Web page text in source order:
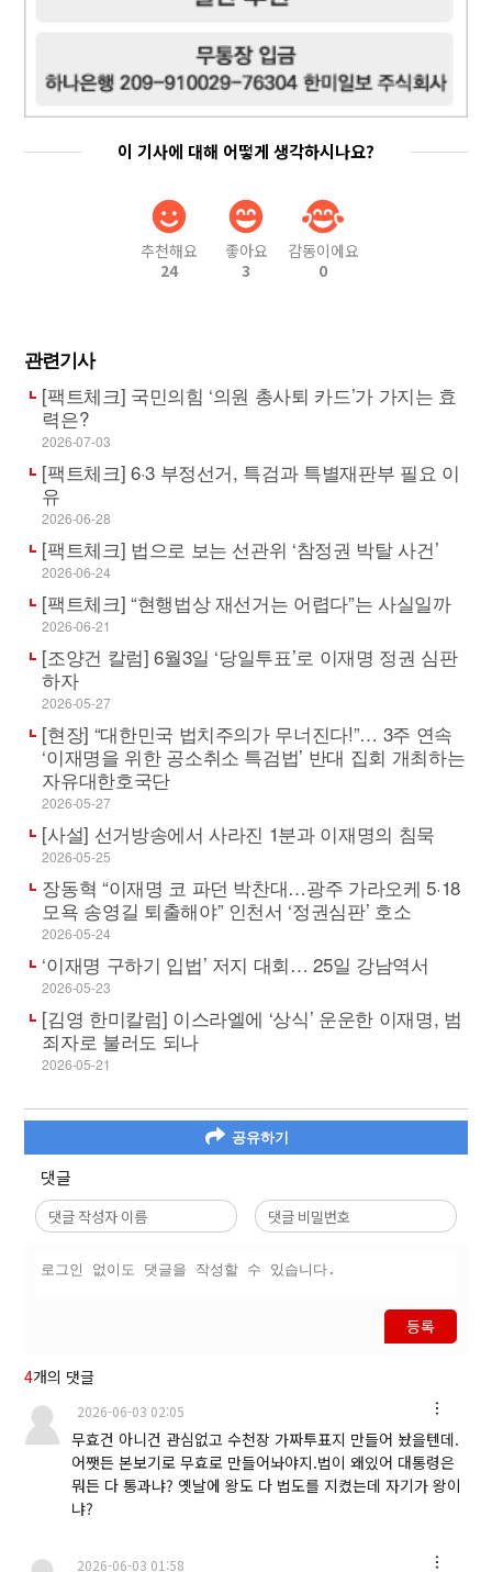
이 기사에 대해 어떻게 생각하시나요?
추천해요
24
좋아요
3
감동이에요
0
관련기사
[팩트체크] 국민의힘 ‘의원 총사퇴 카드’가 가지는 효
력은?
2026-07-03
[팩트체크] 6·3 부정선거, 특검과 특별재판부 필요 이
유
2026-06-28
[팩트체크] 법으로 보는 선관위 ‘참정권 박탈 사건’
2026-06-24
[팩트체크] “현행법상 재선거는 어렵다”는 사실일까
2026-06-21
[조양건 칼럼] 6월3일 ‘당일투표’로 이재명 정권 심판
하자
2026-05-27
[현장] “대한민국 법치주의가 무너진다!”… 3주 연속
‘이재명을 위한 공소취소 특검법’ 반대 집회 개최하는
자유대한호국단
2026-05-27
[사설] 선거방송에서 사라진 1분과 이재명의 침묵
2026-05-25
장동혁 “이재명 코 파던 박찬대…광주 가라오케 5·18
모욕 송영길 퇴출해야” 인천서 ‘정권심판’ 호소
2026-05-24
‘이재명 구하기 입법’ 저지 대회… 25일 강남역서
2026-05-23
[김영 한미칼럼] 이스라엘에 ‘상식’ 운운한 이재명, 범
죄자로 불러도 되나
2026-05-21
공유하기
댓글
등록
4개의 댓글
2026-06-03 02:05
무효건 아니건 관심없고 수천장 가짜투표지 만들어 놨을텐데.
어쨋든 본보기로 무효로 만들어놔야지.법이 왜있어 대통령은
뭐든 다 통과냐? 옛날에 왕도 다 법도를 지켰는데 자기가 왕이
냐?
2026-06-03 01:58